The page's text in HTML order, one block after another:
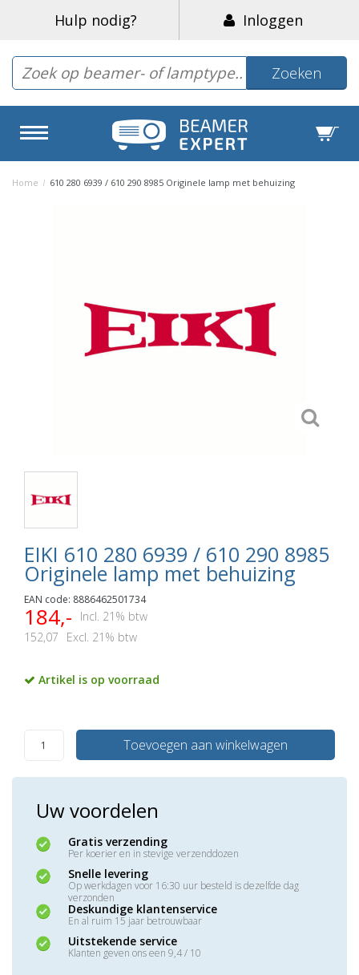
Hulp nodig? Inloggen
Zoeken
Home / 610 280 6939 / 610 290 8985 Originele lamp met behuizing
EIKI 610 280 6939 / 610 290 8985
Originele lamp met behuizing
EAN code: 8886462501734
184,-
Incl. 21% btw
152,07
Excl. 21% btw
Artikel is op voorraad
Toevoegen aan winkelwagen
Uw voordelen
Gratis verzending
Per koerier en in stevige verzenddozen
Snelle levering
Op werkdagen voor 16:30 uur besteld is dezelfde dag
verzonden
Deskundige klantenservice
En al ruim 15 jaar betrouwbaar
Uitstekende service
Klanten geven ons een 9,4 / 10